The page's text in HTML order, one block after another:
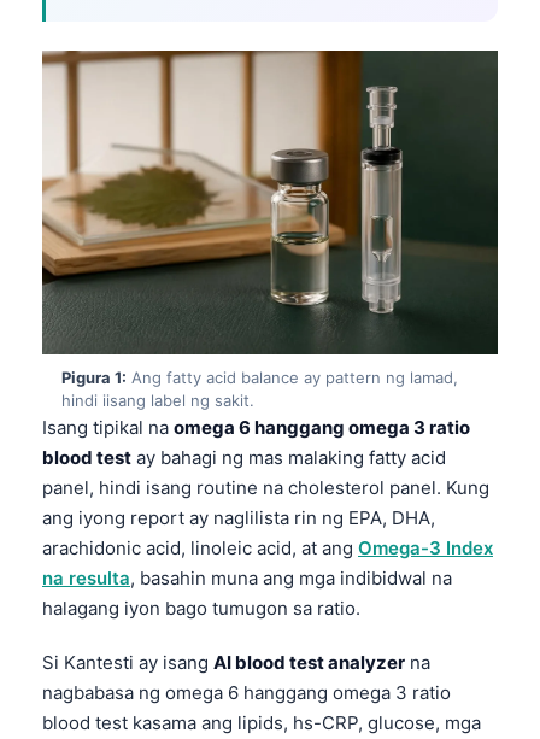
Pigura 1: Ang fatty acid balance ay pattern ng lamad,
hindi iisang label ng sakit.
Isang tipikal na omega 6 hanggang omega 3 ratio
blood test ay bahagi ng mas malaking fatty acid
panel, hindi isang routine na cholesterol panel. Kung
ang iyong report ay naglilista rin ng EPA, DHA,
arachidonic acid, linoleic acid, at ang Omega-3 Index
na resulta, basahin muna ang mga indibidwal na
halagang iyon bago tumugon sa ratio.
Si Kantesti ay isang AI blood test analyzer na
nagbabasa ng omega 6 hanggang omega 3 ratio
blood test kasama ang lipids, hs-CRP, glucose, mga